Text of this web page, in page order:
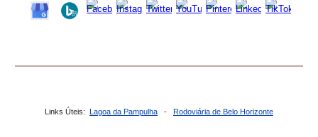
Links Úteis: Lagoa da Pampulha - Rodoviária de Belo Horizonte